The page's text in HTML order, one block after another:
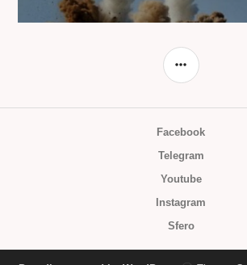
BARRA
Facebook
Telegram
Youtube
Instagram
Sfero